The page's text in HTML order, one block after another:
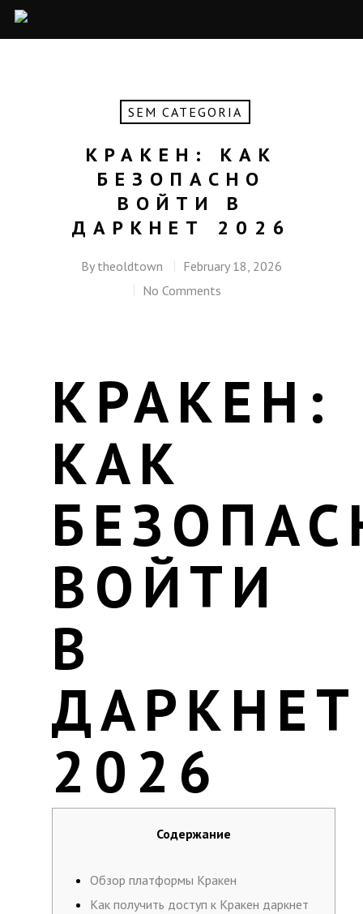
SEM CATEGORIA
КРАКЕН: КАК
БЕЗОПАСНО
ВОЙТИ В
ДАРКНЕТ 2026
By theoldtown
February 18, 2026
No Comments
КРАКЕН:
КАК
ВОЙТИ
В
ДАРКНЕТ
2026
Содержание
Обзор платформы Кракен
Как получить доступ к Кракен даркнет